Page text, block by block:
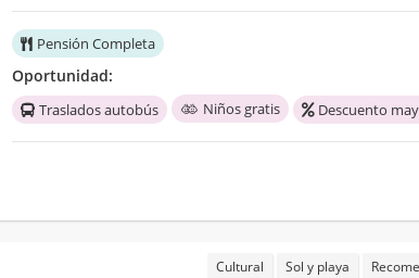
Pensión Completa
Oportunidad:
Traslados autobús Niños gratis Descuento
Cultural Sol y playa